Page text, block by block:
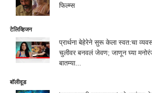
फिल्म्स
टेलिव्हिजन
प्रार्थना बेहेरेने सुरू केला स्वत:चा
चुलीवर बनवलं जेवण; जाणून घ्या
बातम्या...
बॉलीवूड